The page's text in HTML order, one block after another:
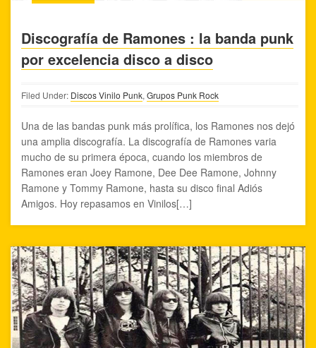
Discografía de Ramones : la banda punk
por excelencia disco a disco
Filed Under: Discos Vinilo Punk, Grupos Punk Rock
Una de las bandas punk más prolífica, los Ramones nos dejó
una amplia discografía. La discografía de Ramones varia
mucho de su primera época, cuando los miembros de
Ramones eran Joey Ramone, Dee Dee Ramone, Johnny
Ramone y Tommy Ramone, hasta su disco final Adiós
Amigos. Hoy repasamos en Vinilos[…]